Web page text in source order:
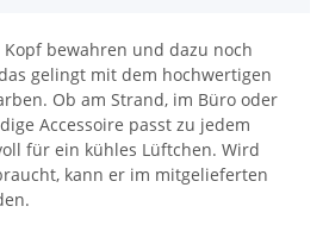
bewahren und dazu noch
gelingt mit dem hochwertigen
Ob am Strand, im Büro oder
Accessoire passt zu jedem
für ein kühles Lüftchen. Wird
kann er im mitgelieferten